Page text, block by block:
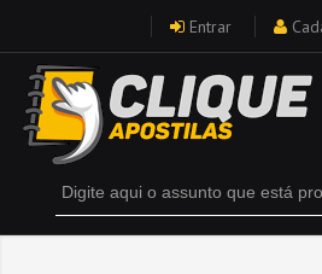
Entrar